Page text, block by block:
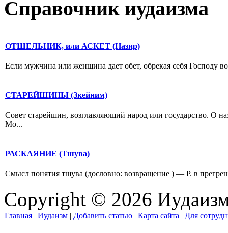
Справочник иудаизма
ОТШЕЛЬНИК, или АСКЕТ (Назир)
Если мужчина или женщина дает обет, обрекая себя Господу
СТАРЕЙШИНЫ (Зкейним)
Совет старейшин, возглавляющий народ или государство. О
Мо...
РАСКАЯНИЕ (Тшува)
Смысл понятия тшува (дословно: возвращение ) — Р. в
Copyright © 2026
Главная | Иудаизм | Добавить статью | Карта сайта | Для